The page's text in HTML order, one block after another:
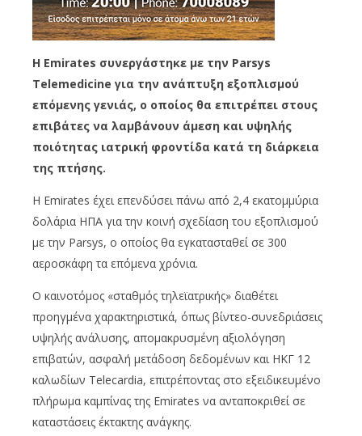
Η Emirates συνεργάστηκε με την Parsys
Telemedicine για την ανάπτυξη εξοπλισμού
επόμενης γενιάς, ο οποίος θα επιτρέπει στους
επιβάτες να λαμβάνουν άμεση και υψηλής
ποιότητας ιατρική φροντίδα κατά τη διάρκεια
της πτήσης.
Η Emirates έχει επενδύσει πάνω από 2,4 εκατομμύρια
δολάρια ΗΠΑ για την κοινή σχεδίαση του εξοπλισμού
με την Parsys, ο οποίος θα εγκατασταθεί σε 300
αεροσκάφη τα επόμενα χρόνια.
Ο καινοτόμος «σταθμός τηλεϊατρικής» διαθέτει
προηγμένα χαρακτηριστικά, όπως βίντεο-συνεδριάσεις
υψηλής ανάλυσης, απομακρυσμένη αξιολόγηση
επιβατών, ασφαλή μετάδοση δεδομένων και ΗΚΓ 12
καλωδίων Telecardia, επιτρέποντας στο εξειδικευμένο
πλήρωμα καμπίνας της Emirates να ανταποκριθεί σε
καταστάσεις έκτακτης ανάγκης.